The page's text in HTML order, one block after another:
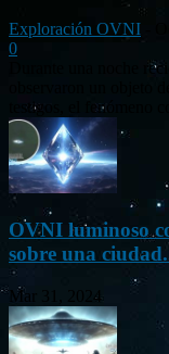
Exploración OVNI
0
Durante una noche
observaron un objeto
testigos, el fenómeno
OVNI luminoso
sobre una
Mar 31, 2024